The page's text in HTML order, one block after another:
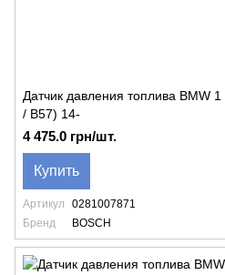
Датчик давления топлива BMW
/ B57) 14-
4 475.0 грн/шт.
Купить
Артикул
0281007871
Бренд
BOSCH